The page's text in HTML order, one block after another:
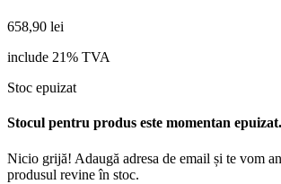
658,90 lei
include 21% TVA
Stoc epuizat
Stocul pentru produs este momentan epuizat.
Nicio grijă! Adaugă adresa de email și te vom
produsul revine în stoc.